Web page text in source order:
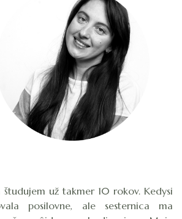
študujem už takmer 10 rokov. Kedysi
posilovne, ale sesternica ma